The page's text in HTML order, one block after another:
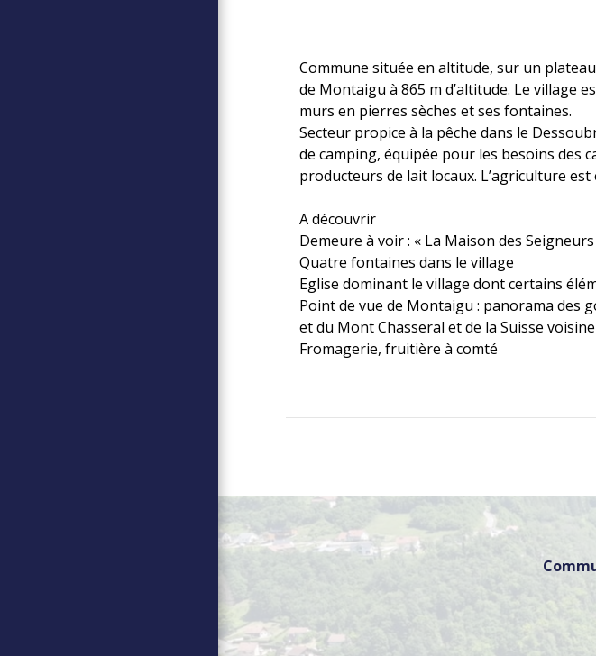
Commune située en altitude, sur un
de Montaigu à 865 m d’altitude. Le village
murs en pierres sèches et ses fontaines.
Secteur propice à la pêche dans le
de camping, équipée pour les besoins des
producteurs de lait locaux. L’agriculture
A découvrir
Demeure à voir : « La Maison des
Quatre fontaines dans le village
Eglise dominant le village dont certains
Point de vue de Montaigu : panorama des
et du Mont Chasseral et de la Suisse voisine
Fromagerie, fruitière à comté